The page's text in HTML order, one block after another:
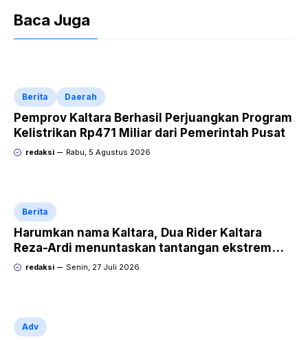
Baca Juga
Berita Daerah
Pemprov Kaltara Berhasil Perjuangkan Program
Kelistrikan Rp471 Miliar dari Pemerintah Pusat
redaksi Rabu, 5 Agustus 2026
Berita
Harumkan nama Kaltara, Dua Rider Kaltara
Reza-Ardi menuntaskan tantangan ekstrem
Audax Malang 300 KM
redaksi Senin, 27 Juli 2026
Adv